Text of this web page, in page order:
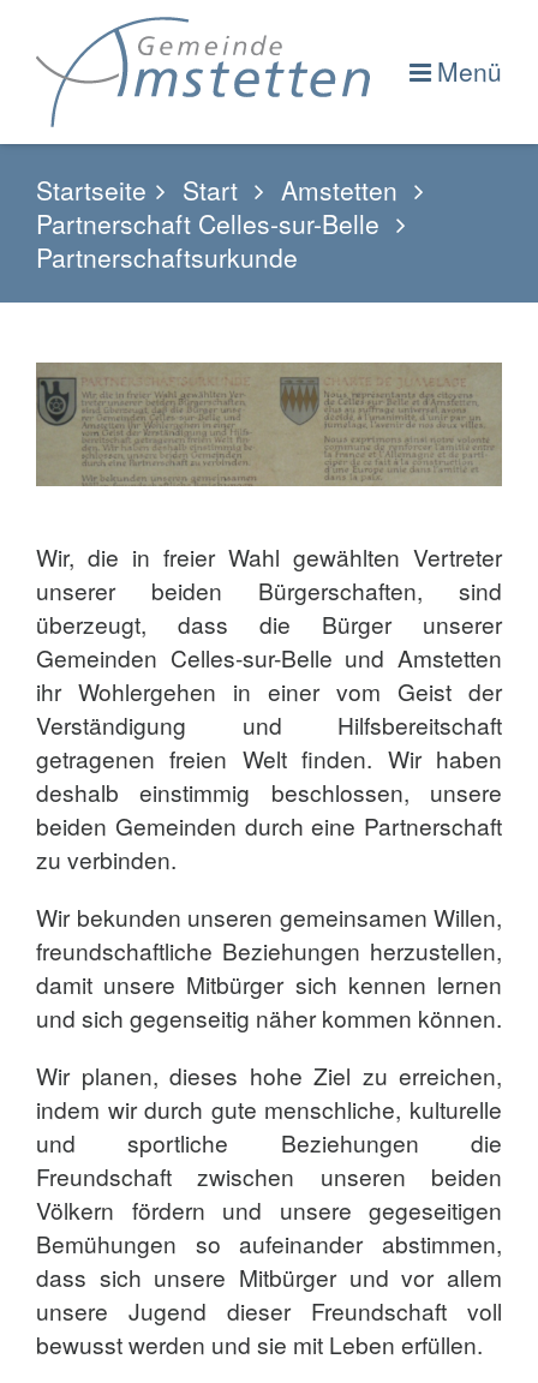
Menü
Startseite Start
Amstetten
Partnerschaft Celles-sur-Belle
Partnerschaftsurkunde
Wir, die in freier Wahl gewählten Vertreter
unserer beiden Bürgerschaften, sind
überzeugt, dass die Bürger unserer
Gemeinden Celles-sur-Belle und Amstetten
ihr Wohlergehen in einer vom Geist der
Verständigung und Hilfsbereitschaft
getragenen freien Welt finden. Wir haben
deshalb einstimmig beschlossen, unsere
beiden Gemeinden durch eine Partnerschaft
zu verbinden.
Wir bekunden unseren gemeinsamen Willen,
freundschaftliche Beziehungen herzustellen,
damit unsere Mitbürger sich kennen lernen
und sich gegenseitig näher kommen können.
Wir planen, dieses hohe Ziel zu erreichen,
indem wir durch gute menschliche, kulturelle
und sportliche Beziehungen die
Freundschaft zwischen unseren beiden
Völkern fördern und unsere gegeseitigen
Bemühungen so aufeinander abstimmen,
dass sich unsere Mitbürger und vor allem
unsere Jugend dieser Freundschaft voll
bewusst werden und sie mit Leben erfüllen.